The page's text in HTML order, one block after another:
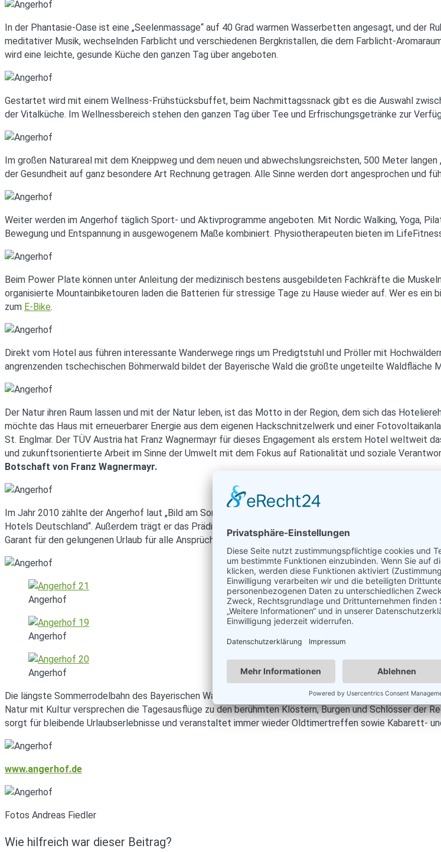
In der Phantasie-Oase ist eine „Seelenmassage“ auf 40 Grad warmen Wasserbetten angesagt, und der
meditativer Musik, wechselnden Farblicht und verschiedenen Bergkristallen, die dem Farblicht-
wird eine leichte, gesunde Küche den ganzen Tag über angeboten.
Gestartet wird mit einem Wellness-Frühstücksbuffet, beim Nachmittagssnack gibt es die Auswahl
der Vitalküche. Im Wellnessbereich stehen den ganzen Tag über Tee und Erfrischungsgetränke zur
Im großen Naturareal mit dem Kneippweg und dem neuen und abwechslungsreichsten, 500 Meter langen
der Gesundheit auf ganz besondere Art Rechnung getragen. Alle Sinne werden dort angesprochen und
Weiter werden im Angerhof täglich Sport- und Aktivprogramme angeboten. Mit Nordic Walking, Yoga,
Bewegung und Entspannung in ausgewogenem Maße kombiniert. Physiotherapeuten bieten im
Beim Power Plate können unter Anleitung der medizinisch bestens ausgebildeten Fachkräfte die
organisierte Mountainbiketouren laden die Batterien für stressige Tage zu Hause wieder auf. Wer es
zum E-Bike.
Direkt vom Hotel aus führen interessante Wanderwege rings um Predigtstuhl und Pröller mit
angrenzenden tschechischen Böhmerwald bildet der Bayerische Wald die größte ungeteilte Waldfläche
Der Natur ihren Raum lassen und mit der Natur leben, ist das Motto in der Region, dem sich das
möchte das Haus mit erneuerbarer Energie aus dem eigenen Hackschnitzelwerk und einer
St. Englmar. Der TÜV Austria hat Franz Wagnermayr für dieses Engagement als erstem Hotel weltweit
und zukunftsorientierte Arbeit im Sinne der Umwelt mit dem Fokus auf Rationalität und soziale
Botschaft von Franz Wagnermayr.
Im Jahr 2010 zählte der Angerhof laut „Bild am Sonntag“ zu den „acht außergewöhnlichsten
Hotels Deutschland“. Außerdem trägt er das Prädikat „kinderfreundliches, fahrradfreundliches und
Garant für den gelungenen Urlaub für alle Ansprüche.
Angerhof
Angerhof
Angerhof
Die längste Sommerrodelbahn des Bayerischen Waldes ist nur einen Katzensprung entfernt und der
Natur mit Kultur versprechen die Tagesausflüge zu den berühmten Klöstern, Burgen und Schlösser der
sorgt für bleibende Urlaubserlebnisse und veranstaltet immer wieder Oldtimertreffen sowie Kabarett-
www.angerhof.de
Fotos Andreas Fiedler
Wie hilfreich war dieser Beitrag?